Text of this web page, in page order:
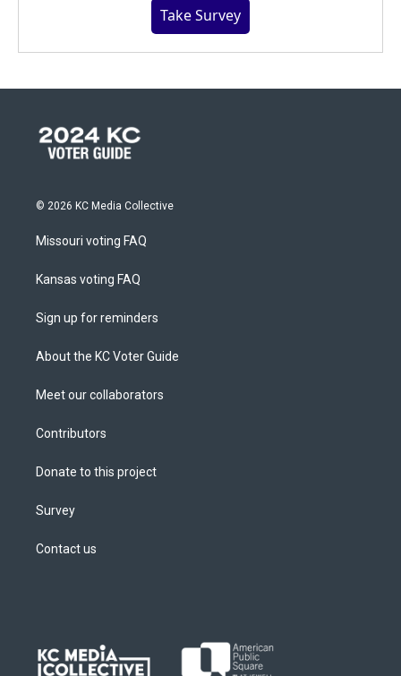
Take Survey
© 2026 KC Media Collective
Missouri voting FAQ
Kansas voting FAQ
Sign up for reminders
About the KC Voter Guide
Meet our collaborators
Contributors
Donate to this project
Survey
Contact us